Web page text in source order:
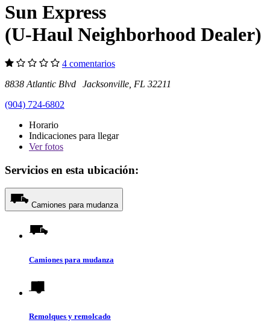
Sun Express
(U-Haul Neighborhood Dealer)
4 comentarios
8838 Atlantic Blvd Jacksonville, FL 32211
(904) 724-6802
Horario
Indicaciones para llegar
Verfotos
Servicios en esta ubicación:
Camiones para mudanza
Camiones para mudanza
Remolques y remolcado